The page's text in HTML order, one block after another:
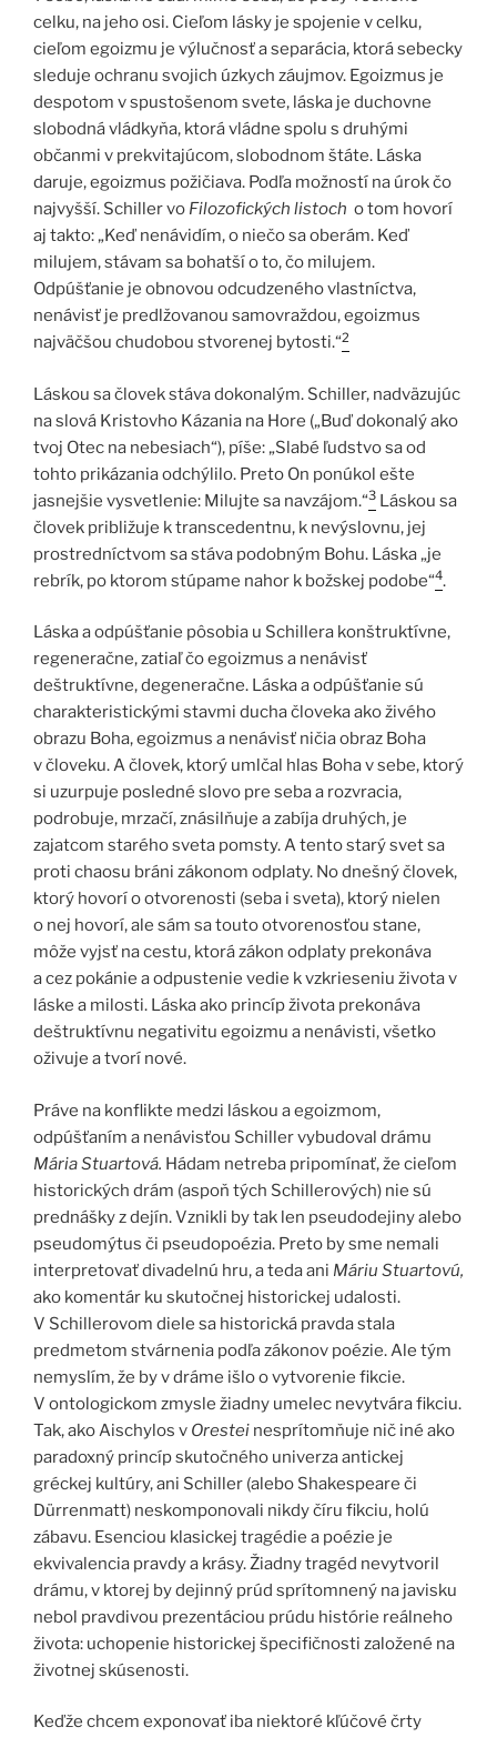
celku, na jeho osi. Cieľom lásky je spojenie v celku,
cieľom egoizmu je výlučnosť a separácia, ktorá sebecky
sleduje ochranu svojich úzkych záujmov. Egoizmus je
despotom v spustošenom svete, láska je duchovne
slobodná vládkyňa, ktorá vládne spolu s druhými
občanmi v prekvitajúcom, slobodnom štáte. Láska
daruje, egoizmus požičiava. Podľa možností na úrok čo
najvyšší. Schiller vo Filozofických listoch o tom hovorí
aj takto: „Keď nenávidím, o niečo sa oberám. Keď
milujem, stávam sa bohatší o to, čo milujem.
Odpúšťanie je obnovou odcudzeného vlastníctva,
nenávisť je predlžovanou samovraždou, egoizmus
najväčšou chudobou stvorenej bytosti.“2
Láskou sa človek stáva dokonalým. Schiller, nadväzujúc
na slová Kristovho Kázania na Hore („Buď dokonalý ako
tvoj Otec na nebesiach“), píše: „Slabé ľudstvo sa od
tohto prikázania odchýlilo. Preto On ponúkol ešte
jasnejšie vysvetlenie: Milujte sa navzájom.“3 Láskou sa
človek približuje k transcedentnu, k nevýslovnu, jej
prostredníctvom sa stáva podobným Bohu. Láska „je
rebrík, po ktorom stúpame nahor k božskej podobe“4.
Láska a odpúšťanie pôsobia u Schillera konštruktívne,
regeneračne, zatiaľ čo egoizmus a nenávisť
deštruktívne, degeneračne. Láska a odpúšťanie sú
charakteristickými stavmi ducha človeka ako živého
obrazu Boha, egoizmus a nenávisť ničia obraz Boha
v človeku. A človek, ktorý umlčal hlas Boha v sebe, ktorý
si uzurpuje posledné slovo pre seba a rozvracia,
podrobuje, mrzačí, znásilňuje a zabíja druhých, je
zajatcom starého sveta pomsty. A tento starý svet sa
proti chaosu bráni zákonom odplaty. No dnešný človek,
ktorý hovorí o otvorenosti (seba i sveta), ktorý nielen
o nej hovorí, ale sám sa touto otvorenosťou stane,
môže vyjsť na cestu, ktorá zákon odplaty prekonáva
a cez pokánie a odpustenie vedie k vzkrieseniu života v
láske a milosti. Láska ako princíp života prekonáva
deštruktívnu negativitu egoizmu a nenávisti, všetko
oživuje a tvorí nové.
Práve na konflikte medzi láskou a egoizmom,
odpúšťaním a nenávisťou Schiller vybudoval drámu
Mária Stuartová. Hádam netreba pripomínať, že cieľom
historických drám (aspoň tých Schillerových) nie sú
prednášky z dejín. Vznikli by tak len pseudodejiny alebo
pseudomýtus či pseudopoézia. Preto by sme nemali
interpretovať divadelnú hru, a teda ani Máriu Stuartovú,
ako komentár ku skutočnej historickej udalosti.
V Schillerovom diele sa historická pravda stala
predmetom stvárnenia podľa zákonov poézie. Ale tým
nemyslím, že by v dráme išlo o vytvorenie fikcie.
V ontologickom zmysle žiadny umelec nevytvára fikciu.
Tak, ako Aischylos v Orestei nesprítomňuje nič iné ako
paradoxný princíp skutočného univerza antickej
gréckej kultúry, ani Schiller (alebo Shakespeare či
Dürrenmatt) neskomponovali nikdy číru fikciu, holú
zábavu. Esenciou klasickej tragédie a poézie je
ekvivalencia pravdy a krásy. Žiadny tragéd nevytvoril
drámu, v ktorej by dejinný prúd sprítomnený na javisku
nebol pravdivou prezentáciou prúdu histórie reálneho
života: uchopenie historickej špecifičnosti založené na
životnej skúsenosti.
Keďže chcem exponovať iba niektoré kľúčové črty